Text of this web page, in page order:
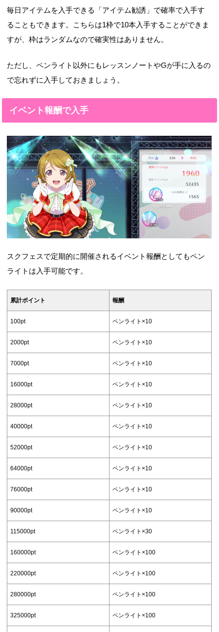
毎日アイテムを入手できる「アイテム勧誘」で確率で入手す
ることもできます。こちらは1枠で10本入手することができま
すが、枠はランダムなので確実性はありません。
ただし、ペンライト以外にもレッスンノートやGが手に入るの
で忘れずに入手しておきましょう。
イベント報酬で入手
スクフェスで定期的に開催されるイベント報酬としてもペン
ライトは入手可能です。
累計ポイント 報酬
100pt ペンライト×10
2000pt ペンライト×10
7000pt ペンライト×10
16000pt ペンライト×10
28000pt ペンライト×10
40000pt ペンライト×10
52000pt ペンライト×10
64000pt ペンライト×10
76000pt ペンライト×10
90000pt ペンライト×10
115000pt ペンライト×30
160000pt ペンライト×100
220000pt ペンライト×100
280000pt ペンライト×100
325000pt ペンライト×100